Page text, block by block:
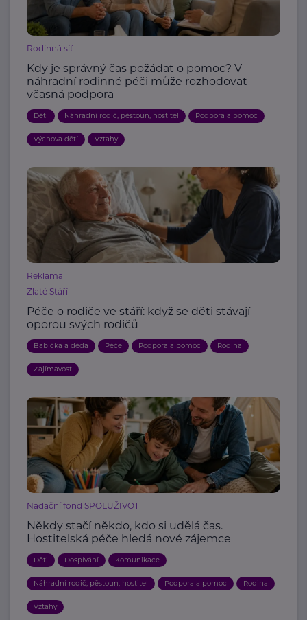
Rodinná síť
Kdy je správný čas požádat o pomoc? V
náhradní rodinné péči může rozhodovat
včasná podpora
Děti Náhradní rodič, pěstoun, hostitel Podpora a pomoc
Výchova dětí Vztahy
Reklama
Zlaté Stáří
Péče o rodiče ve stáří: když se děti stávají
oporou svých rodičů
Babička a děda Péče Podpora a pomoc Rodina
Zajímavost
Nadační fond SPOLUŽIVOT
Někdy stačí někdo, kdo si udělá čas.
Hostitelská péče hledá nové zájemce
Děti Dospívání Komunikace
Náhradní rodič, pěstoun, hostitel Podpora a pomoc Rodina
Vztahy